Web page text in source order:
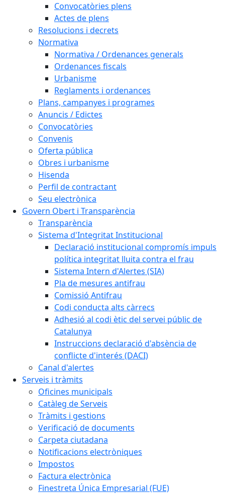
Convocatòries plens
Actes de plens
Resolucions i decrets
Normativa
Normativa / Ordenances generals
Ordenances fiscals
Urbanisme
Reglaments i ordenances
Plans, campanyes i programes
Anuncis / Edictes
Convocatòries
Convenis
Oferta pública
Obres i urbanisme
Hisenda
Perfil de contractant
Seu electrònica
Govern Obert i Transparència
Transparència
Sistema d'Integritat Institucional
Declaració institucional compromís impuls
política integritat lluita contra el frau
Sistema Intern d'Alertes (SIA)
Pla de mesures antifrau
Comissió Antifrau
Codi conducta alts càrrecs
Adhesió al codi ètic del servei públic de
Catalunya
Instruccions declaració d'absència de
conflicte d'interés (DACI)
Canal d'alertes
Serveis i tràmits
Oficines municipals
Catàleg de Serveis
Tràmits i gestions
Verificació de documents
Carpeta ciutadana
Notificacions electròniques
Impostos
Factura electrònica
Finestreta Única Empresarial (FUE)